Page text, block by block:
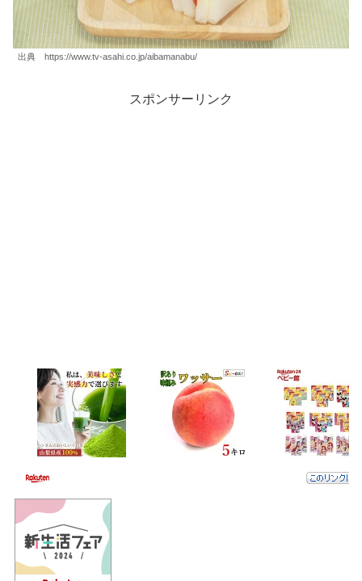
出典 https://www.tv-asahi.co.jp/aibamanabu/
スポンサーリンク